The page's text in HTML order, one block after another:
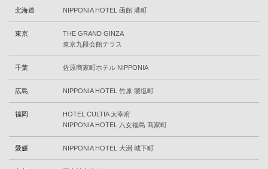
北海道 NIPPONIA HOTEL 函館 港町
東京
THE GRAND GINZA
東京九段会館テラス
千葉 佐原商家町ホテル NIPPONIA
広島 NIPPONIA HOTEL 竹原 製塩町
福岡
HOTEL CULTIA 太宰府
NIPPONIA HOTEL 八女福島 商家町
愛媛 NIPPONIA HOTEL 大洲 城下町